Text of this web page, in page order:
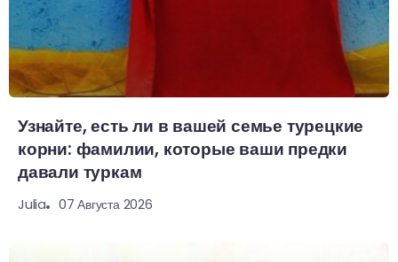
Узнайте, есть ли в вашей семье турецкие
корни: фамилии, которые ваши предки
давали туркам
Julia 07 Августа 2026